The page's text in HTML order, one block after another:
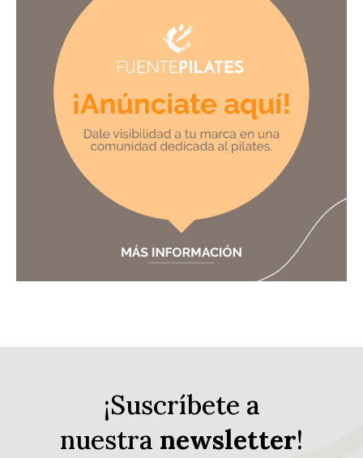
¡Suscríbete a
nuestra newsletter!